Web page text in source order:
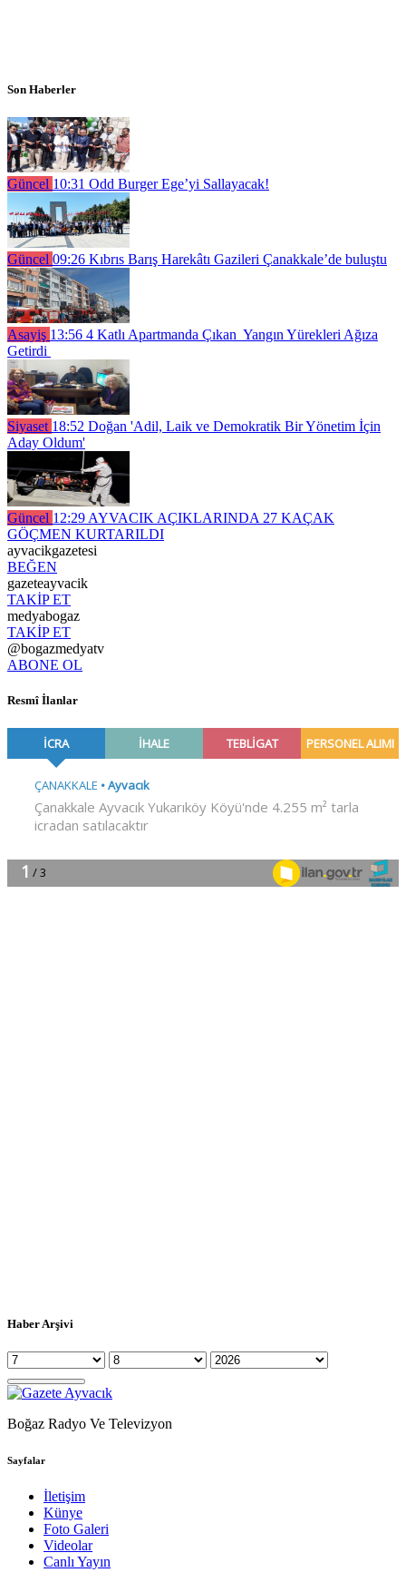
Son Haberler
Güncel 10:31 Odd Burger Ege’yi Sallayacak!
Güncel 09:26 Kıbrıs Barış Harekâtı Gazileri Çanakkale’de buluştu
Asayiş 13:56 4 Katlı Apartmanda Çıkan Yangın Yürekleri Ağıza
Getirdi
Siyaset 18:52 Doğan 'Adil, Laik ve Demokratik Bir Yönetim İçin
Aday Oldum'
Güncel 12:29 AYVACIK AÇIKLARINDA 27 KAÇAK
GÖÇMEN KURTARILDI
ayvacikgazetesi
BEĞEN
gazeteayvacik
TAKİP ET
medyabogaz
TAKİP ET
@bogazmedyatv
ABONE OL
Resmî İlanlar
Haber Arşivi
Boğaz Radyo Ve Televizyon
Sayfalar
İletişim
Künye
Foto Galeri
Videolar
Canlı Yayın